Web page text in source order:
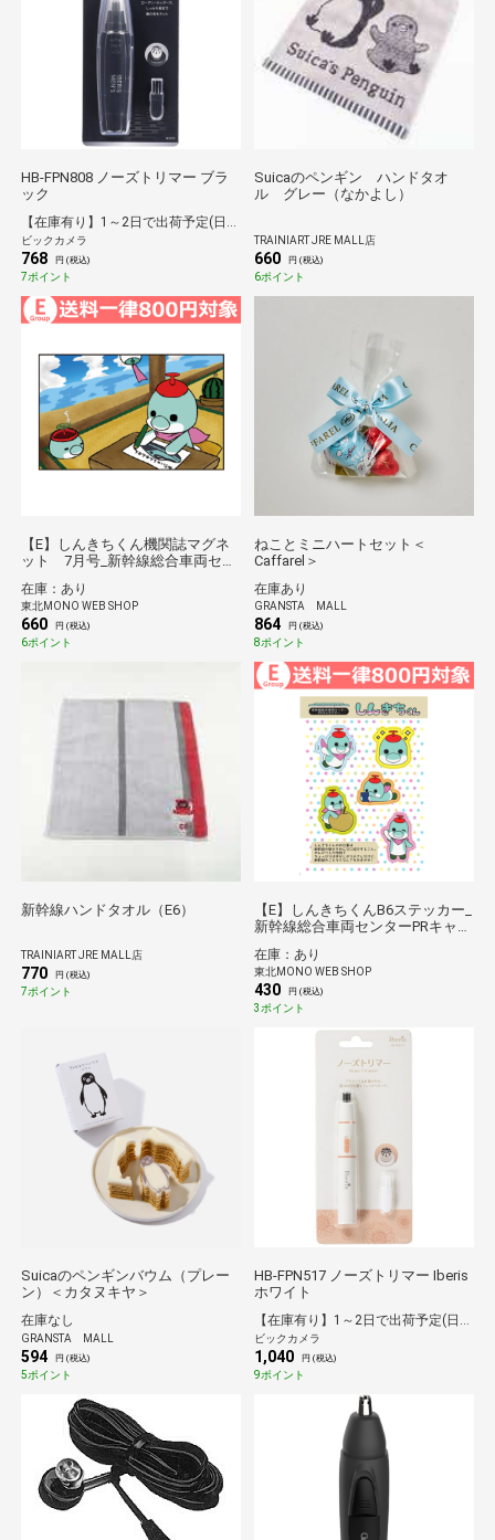
HB-FPN808 ノーズトリマー ブラ
ック
【在庫有り】1～2日で出荷予定(日付指定可)
ビックカメラ
768 円 (税込)
7ポイント
Suicaのペンギン ハンドタオ
ル グレー（なかよし）
TRAINIART JRE MALL店
660 円 (税込)
6ポイント
【E】しんきちくん機関誌マグネ
ット 7月号_新幹線総合車両セン
在庫：あり
東北MONO WEB SHOP
660 円 (税込)
6ポイント
ねことミニハートセット＜
Caffarel＞
在庫あり
GRANSTA MALL
864 円 (税込)
8ポイント
新幹線ハンドタオル（E6）
TRAINIART JRE MALL店
770 円 (税込)
7ポイント
【E】しんきちくんB6ステッカー_
新幹線総合車両センターPRキャラ
在庫：あり
東北MONO WEB SHOP
430 円 (税込)
3ポイント
Suicaのペンギンバウム（プレー
ン）＜カタヌキヤ＞
在庫なし
GRANSTA MALL
594 円 (税込)
5ポイント
HB-FPN517 ノーズトリマー Iberis
ホワイト
【在庫有り】1～2日で出荷予定(日付指定可)
ビックカメラ
1,040 円 (税込)
9ポイント